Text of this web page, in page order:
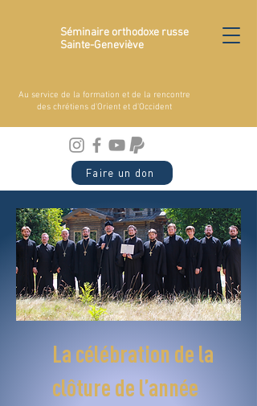
Séminaire orthodoxe russe
Sainte-Geneviève
Au service de la formation et de la rencontre
des chrétiens d'Orient et d'Occident
Faire un don
La célébration de la
clôture de l’année